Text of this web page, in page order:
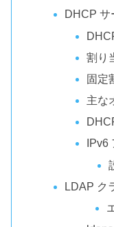
DHCP サ
割り
固定
主な
IPv6
LDAP ク